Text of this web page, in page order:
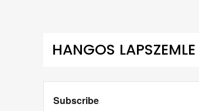
HANGOS LAPSZEMLE